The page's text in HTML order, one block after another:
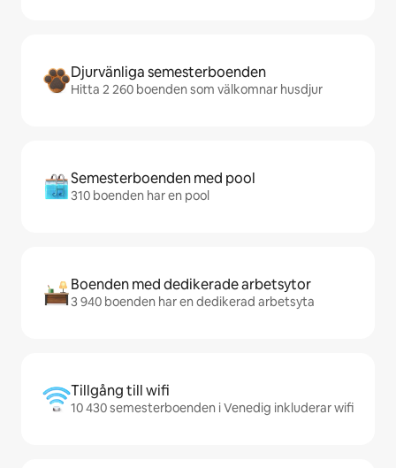
Djurvänliga semesterboenden
Hitta 2 260 boenden som välkomnar husdjur
Semesterboenden med pool
310 boenden har en pool
Boenden med dedikerade arbetsytor
3 940 boenden har en dedikerad arbetsyta
Tillgång till wifi
10 430 semesterboenden i Venedig inkluderar wifi